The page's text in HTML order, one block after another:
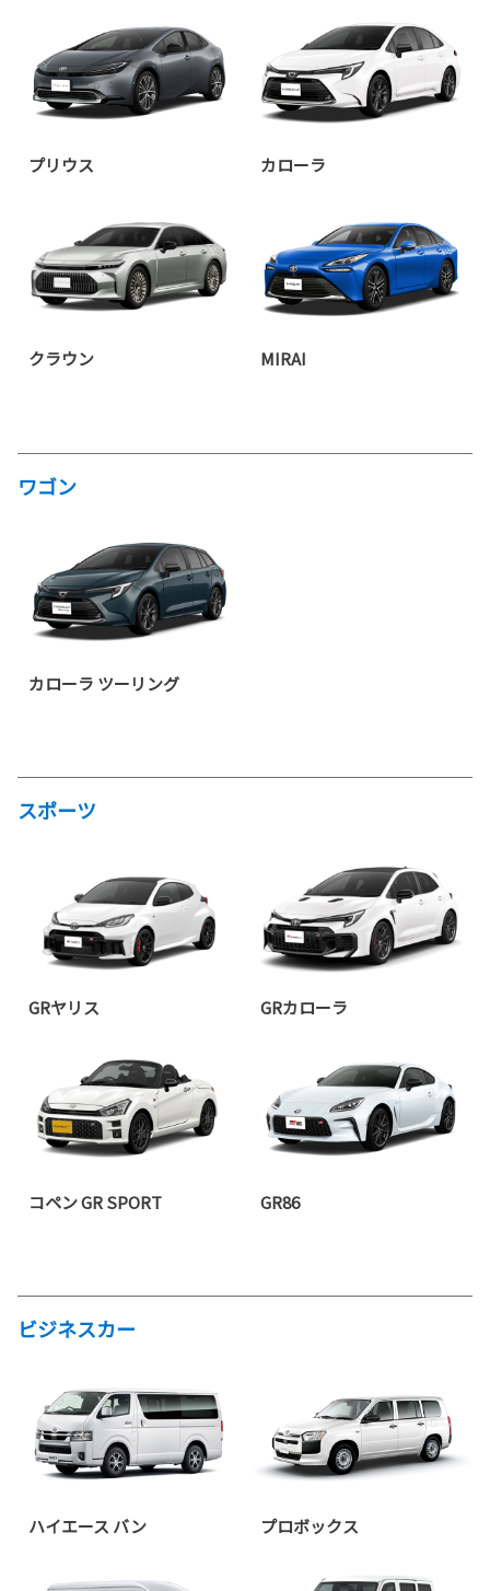
プリウス カローラ
クラウン MIRAI
ワゴン
カローラ ツーリング
スポーツ
GRヤリス GRカローラ
コペン GR SPORT GR86
ビジネスカー
ハイエース バン プロボックス